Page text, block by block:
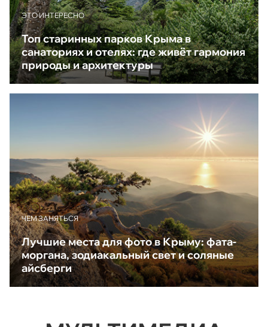
ЭТО ИНТЕРЕСНО
Топ старинных парков Крыма в
санаториях и отелях: где живёт гармония
природы и архитектуры
ЧЕМ ЗАНЯТЬСЯ
Лучшие места для фото в Крыму: фата-
моргана, зодиакальный свет и соляные
айсберги